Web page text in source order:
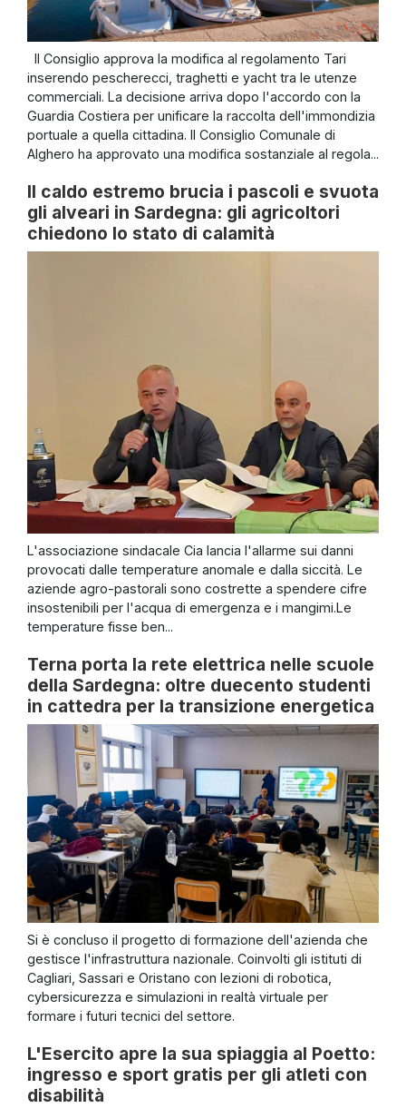
Il Consiglio approva la modifica al regolamento Tari
inserendo pescherecci, traghetti e yacht tra le utenze
commerciali. La decisione arriva dopo l'accordo con la
Guardia Costiera per unificare la raccolta dell'immondizia
portuale a quella cittadina. Il Consiglio Comunale di
Alghero ha approvato una modifica sostanziale al regola...
Il caldo estremo brucia i pascoli e svuota
gli alveari in Sardegna: gli agricoltori
chiedono lo stato di calamità
L'associazione sindacale Cia lancia l'allarme sui danni
provocati dalle temperature anomale e dalla siccità. Le
aziende agro-pastorali sono costrette a spendere cifre
insostenibili per l'acqua di emergenza e i mangimi.Le
temperature fisse ben...
Terna porta la rete elettrica nelle scuole
della Sardegna: oltre duecento studenti
in cattedra per la transizione energetica
Si è concluso il progetto di formazione dell'azienda che
gestisce l'infrastruttura nazionale. Coinvolti gli istituti di
Cagliari, Sassari e Oristano con lezioni di robotica,
cybersicurezza e simulazioni in realtà virtuale per
formare i futuri tecnici del settore.
L'Esercito apre la sua spiaggia al Poetto:
ingresso e sport gratis per gli atleti con
disabilità